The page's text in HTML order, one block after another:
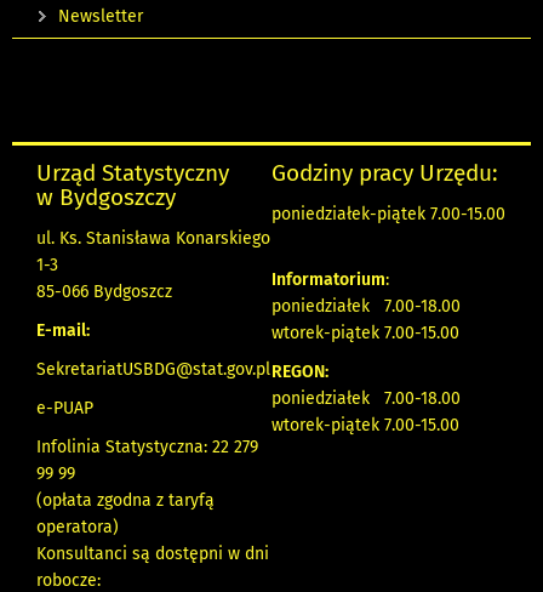
Newsletter
Urząd Statystyczny
w Bydgoszczy
ul. Ks. Stanisława Konarskiego
1-3
85-066 Bydgoszcz
E-mail:
SekretariatUSBDG@stat.gov.pl
e-PUAP
Infolinia Statystyczna: 22 279
99 99
(opłata zgodna z taryfą
operatora)
Konsultanci są dostępni w dni
robocze:
Godziny pracy Urzędu:
poniedziałek-piątek 7.00-15.00
Informatorium:
poniedziałek 7.00-18.00
wtorek-piątek 7.00-15.00
REGON:
poniedziałek 7.00-18.00
wtorek-piątek 7.00-15.00